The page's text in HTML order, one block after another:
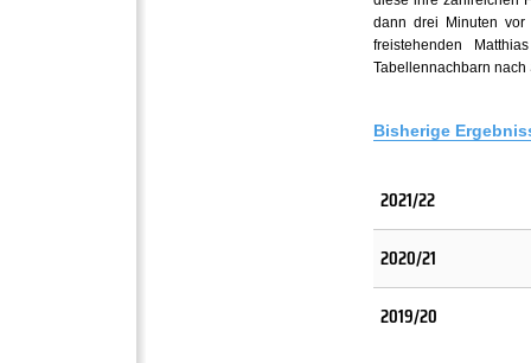
dann drei Minuten vor
freistehenden
Tabellennachbarn
Bisherige
2021/22
2020/21
2019/20